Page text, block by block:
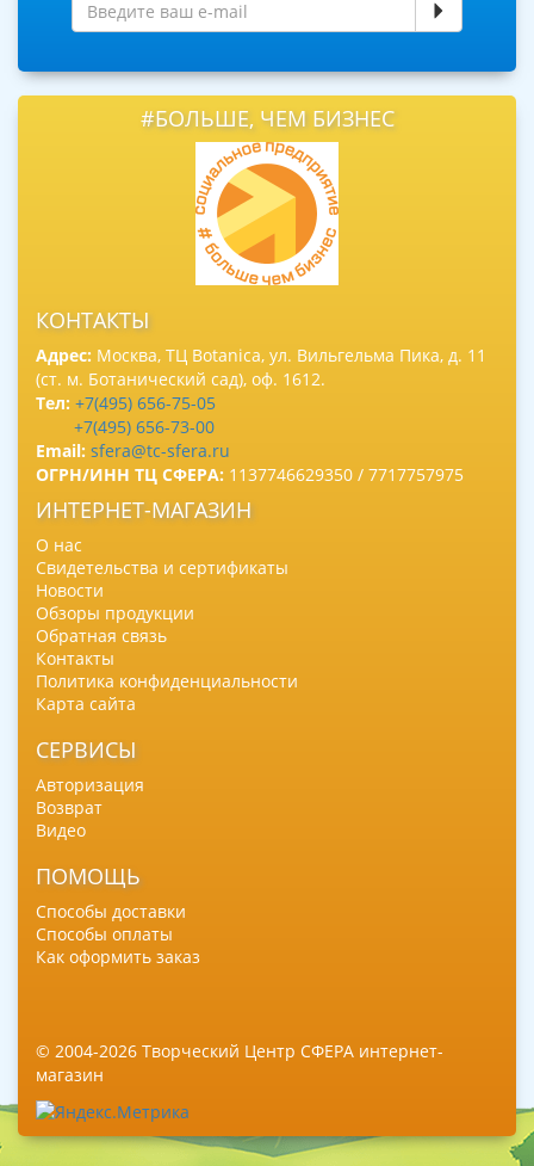
#БОЛЬШЕ, ЧЕМ БИЗНЕС
КОНТАКТЫ
Адрес: Москва, ТЦ Botanica, ул. Вильгельма Пика, д. 11
(ст. м. Ботанический сад), оф. 1612.
Тел: +7(495) 656-75-05
+7(495) 656-73-00
Email: sfera@tc-sfera.ru
ОГРН/ИНН ТЦ СФЕРА: 1137746629350 / 7717757975
ИНТЕРНЕТ-МАГАЗИН
О нас
Свидетельства и сертификаты
Новости
Обзоры продукции
Обратная связь
Контакты
Политика конфиденциальности
Карта сайта
СЕРВИСЫ
Авторизация
Возврат
Видео
ПОМОЩЬ
Способы доставки
Способы оплаты
Как оформить заказ
© 2004-2026 Творческий Центр СФЕРА интернет-
магазин